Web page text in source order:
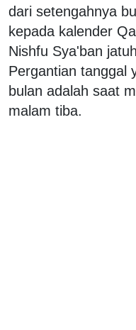
dari setengahnya
kepada kalender
Nishfu Sya'ban
Pergantian tanggal
bulan adalah saat
malam tiba.